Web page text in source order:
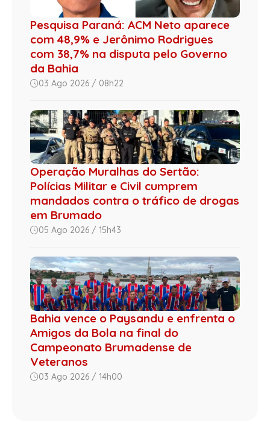
Pesquisa Paraná: ACM Neto aparece
com 48,9% e Jerônimo Rodrigues
com 38,7% na disputa pelo Governo
da Bahia
03 Ago 2026 / 08h22
Operação Muralhas do Sertão:
Polícias Militar e Civil cumprem
mandados contra o tráfico de drogas
em Brumado
05 Ago 2026 / 15h43
Bahia vence o Paysandu e enfrenta o
Amigos da Bola na final do
Campeonato Brumadense de
Veteranos
03 Ago 2026 / 14h00